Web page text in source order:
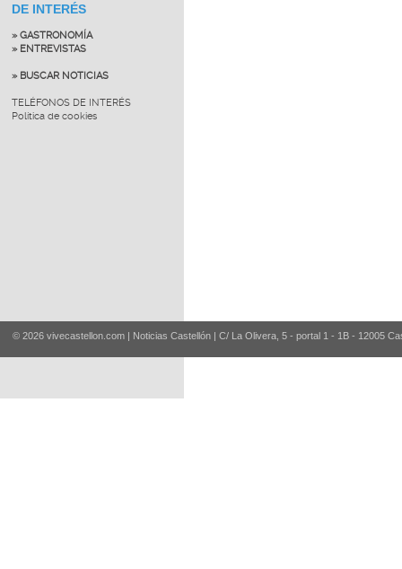
DE INTERÉS
» GASTRONOMÍA
» ENTREVISTAS
» BUSCAR NOTICIAS
TELÉFONOS DE INTERÉS
Política de cookies
© 2026 vivecastellon.com | Noticias Castellón | C/ La Olivera, 5 - portal 1 - 1B - 12005